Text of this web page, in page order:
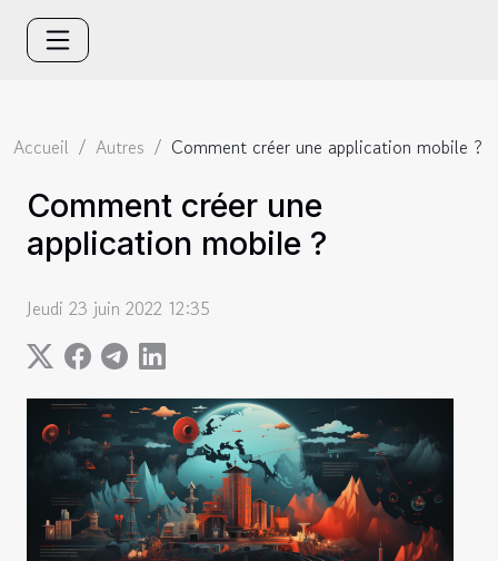
Accueil Autres Comment créer une application mobile ?
Comment créer une
application mobile ?
Jeudi 23 juin 2022 12:35